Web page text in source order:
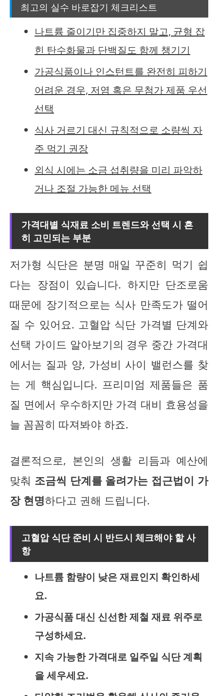
최고의 실수 바로잡기 체크리스트
나트륨 줄이기만 집중하지 말고, 균형 잡
힌 탄수화물과 단백질도 함께 챙기기
가공식품이나 인스턴트를 완전히 피하기
어려운 경우, 저염 혹은 무첨가 제품 우선
선택
식사 거르기 대신 규칙적으로 소량씩 자
주 먹기 권장
외식 시에는 소금 섭취량을 미리 파악하
거나 조절 가능한 메뉴 선택
가격대별 식재료 소비 트렌드와 선택 시 흔
히 고민되는 부분
저가형 식단은 분명 매일 꾸준히 먹기 쉽
다는 장점이 있습니다. 하지만 단조로움
때문에 장기적으로는 식사 만족도가 떨어
질 수 있어요. 고혈압 식단 가격별 단계와
선택 가이드 알아보기의 경우 중간 가격대
에서는 질과 양, 가성비 사이 밸런스를 찾
는 게 핵심입니다. 프리미엄 제품들은 품
질 면에서 우수하지만 가격 대비 효용성을
늘 꼼꼼히 따져봐야 하죠.
결론적으로, 본인의 생활 리듬과 예산에
맞춰 조금씩 단계를 올려가는 접근법이 가
장 현명하다고 권해 드립니다.
고혈압 식단 준비 시 반드시 체크해야 할 사
항
나트륨 함량이 낮은 재료인지 확인하세
요.
가공식품 대신 신선한 제철 재료 위주로
구성하세요.
지속 가능한 가격대로 일주일 식단 계획
을 세우세요.